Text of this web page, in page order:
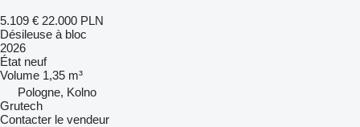
5.109 € 22.000 PLN
Désileuse à bloc
2026
État neuf
Volume 1,35 m³
Pologne, Kolno
Grutech
Contacter le vendeur